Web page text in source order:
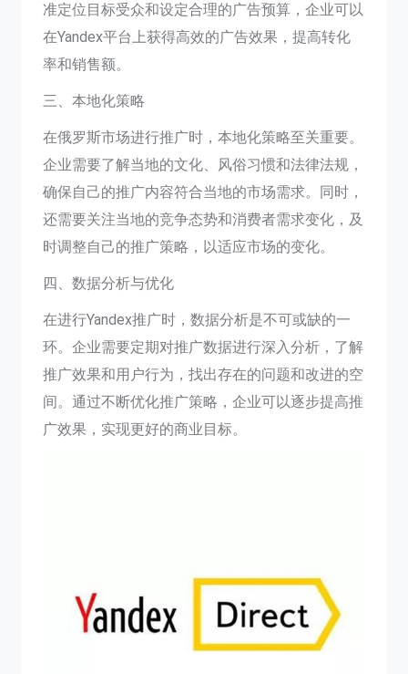
准定位目标受众和设定合理的广告预算，企业可以
在Yandex平台上获得高效的广告效果，提高转化
率和销售额。
三、本地化策略
在俄罗斯市场进行推广时，本地化策略至关重要。
企业需要了解当地的文化、风俗习惯和法律法规，
确保自己的推广内容符合当地的市场需求。同时，
还需要关注当地的竞争态势和消费者需求变化，及
时调整自己的推广策略，以适应市场的变化。
四、数据分析与优化
在进行Yandex推广时，数据分析是不可或缺的一
环。企业需要定期对推广数据进行深入分析，了解
推广效果和用户行为，找出存在的问题和改进的空
间。通过不断优化推广策略，企业可以逐步提高推
广效果，实现更好的商业目标。